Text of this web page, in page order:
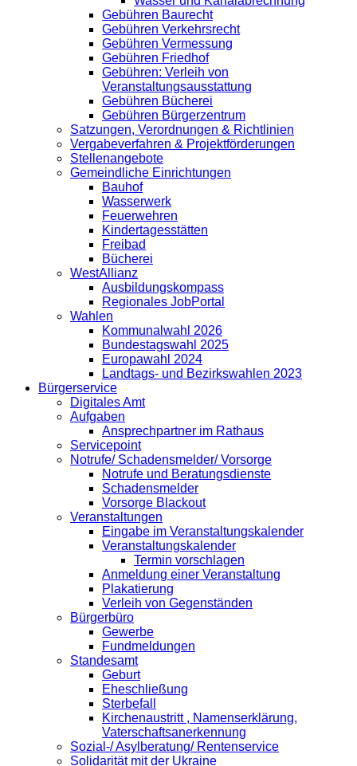
Gebühren Baurecht
Gebühren Verkehrsrecht
Gebühren Vermessung
Gebühren Friedhof
Gebühren: Verleih von
Veranstaltungsausstattung
Gebühren Bücherei
Gebühren Bürgerzentrum
Satzungen, Verordnungen & Richtlinien
Vergabeverfahren & Projektförderungen
Stellenangebote
Gemeindliche Einrichtungen
Bauhof
Wasserwerk
Feuerwehren
Kindertagesstätten
Freibad
Bücherei
WestAllianz
Ausbildungskompass
Regionales JobPortal
Wahlen
Kommunalwahl 2026
Bundestagswahl 2025
Europawahl 2024
Landtags- und Bezirkswahlen 2023
Bürgerservice
Digitales Amt
Aufgaben
Ansprechpartner im Rathaus
Servicepoint
Notrufe/ Schadensmelder/ Vorsorge
Notrufe und Beratungsdienste
Schadensmelder
Vorsorge Blackout
Veranstaltungen
Eingabe im Veranstaltungskalender
Veranstaltungskalender
Termin vorschlagen
Anmeldung einer Veranstaltung
Plakatierung
Verleih von Gegenständen
Bürgerbüro
Gewerbe
Fundmeldungen
Standesamt
Geburt
Eheschließung
Sterbefall
Kirchenaustritt , Namenserklärung,
Vaterschaftsanerkennung
Sozial-/ Asylberatung/ Rentenservice
Solidarität mit der Ukraine